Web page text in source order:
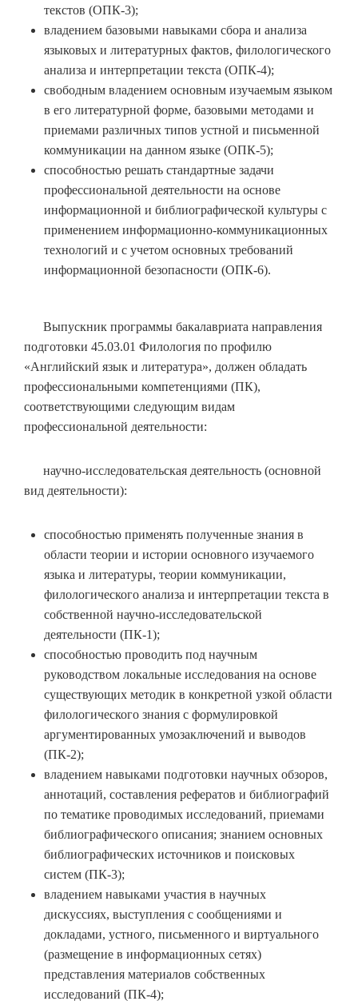
текстов (ОПК-3);
владением базовыми навыками сбора и анализа
языковых и литературных фактов, филологического
анализа и интерпретации текста (ОПК-4);
свободным владением основным изучаемым языком
в его литературной форме, базовыми методами и
приемами различных типов устной и письменной
коммуникации на данном языке (ОПК-5);
способностью решать стандартные задачи
профессиональной деятельности на основе
информационной и библиографической культуры с
применением информационно-коммуникационных
технологий и с учетом основных требований
информационной безопасности (ОПК-6).
Выпускник программы бакалавриата направления
подготовки 45.03.01 Филология по профилю
«Английский язык и литература», должен обладать
профессиональными компетенциями (ПК),
соответствующими следующим видам
профессиональной деятельности:
научно-исследовательская деятельность (основной
вид деятельности):
способностью применять полученные знания в
области теории и истории основного изучаемого
языка и литературы, теории коммуникации,
филологического анализа и интерпретации текста в
собственной научно-исследовательской
деятельности (ПК-1);
способностью проводить под научным
руководством локальные исследования на основе
существующих методик в конкретной узкой области
филологического знания с формулировкой
аргументированных умозаключений и выводов
(ПК-2);
владением навыками подготовки научных обзоров,
аннотаций, составления рефератов и библиографий
по тематике проводимых исследований, приемами
библиографического описания; знанием основных
библиографических источников и поисковых
систем (ПК-3);
владением навыками участия в научных
дискуссиях, выступления с сообщениями и
докладами, устного, письменного и виртуального
(размещение в информационных сетях)
представления материалов собственных
исследований (ПК-4);